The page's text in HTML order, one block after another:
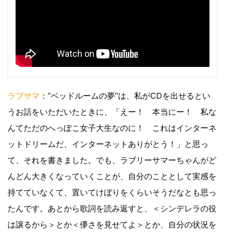
ラブサマ ：“ベッドルームの夢”は、私がCDを出せるとい
うお話をいただいたときに、「えー！ 本当にー！ 私な
んてただのへっぽこ女子大生なのに！ これはインターネ
ットドリームだ、インターネットありがとう！」と思っ
て、それを書きました。でも、ラブリーサマーちゃんがど
んどん大きくなっていくことが、自分のこととして実感を
持てていなくて、置いてけぼりをくらいそうだなとも思っ
たんです。あとから歌詞を読み返すと、＜シンデレラの役
は譲るから＞とか＜儚さを見せてよ＞とか、自分の状況を